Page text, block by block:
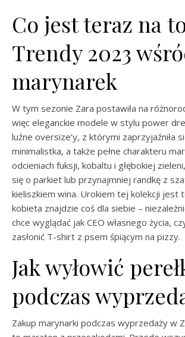
Co jest teraz na
Trendy 2023
marynarek
W tym sezonie Zara postawiła na
więc eleganckie modele w stylu power
luźne oversize’y, z którymi zaprzyjaźniła
minimalistka, a także pełne charakteru
odcieniach fuksji, kobaltu i głębokiej
się o parkiet lub przynajmniej randkę z
kieliszkiem wina. Urokiem tej kolekcji jest
kobieta znajdzie coś dla siebie –
chce wyglądać jak CEO własnego życia,
zasłonić T-shirt z psem śpiącym na pizzy.
Jak wyłowić
podczas
Zakup marynarki podczas wyprzedaży w